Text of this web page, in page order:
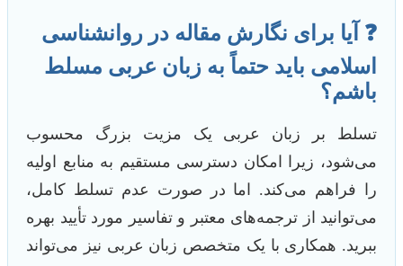
❓ آیا برای نگارش مقاله در روانشناسی
اسلامی باید حتماً به زبان عربی مسلط
باشم؟
تسلط بر زبان عربی یک مزیت بزرگ محسوب
می‌شود، زیرا امکان دسترسی مستقیم به منابع اولیه
را فراهم می‌کند. اما در صورت عدم تسلط کامل،
می‌توانید از ترجمه‌های معتبر و تفاسیر مورد تأیید بهره
ببرید. همکاری با یک متخصص زبان عربی نیز می‌تواند